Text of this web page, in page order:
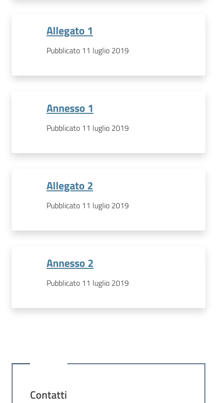
Allegato 1
Pubblicato 11 luglio 2019
Annesso 1
Pubblicato 11 luglio 2019
Allegato 2
Pubblicato 11 luglio 2019
Annesso 2
Pubblicato 11 luglio 2019
Contatti